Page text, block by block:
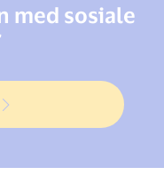
med sosiale